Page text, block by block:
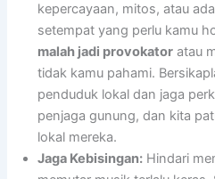
kepercayaan, mitos, atau
setempat yang perlu kamu
malah jadi provokator atau
tidak kamu pahami.
penduduk lokal dan jaga
penjaga gunung, dan kita
lokal mereka.
Jaga Kebisingan: Hindari